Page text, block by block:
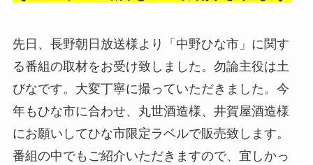
先日、長野朝日放送様より「中野ひな市」に関す
る番組の取材をお受け致しました。勿論主役は土
びなです。大変丁寧に撮っていただきました。今
年もひな市に合わせ、丸世酒造様、井賀屋酒造様
にお願いしてひな市限定ラベルで販売致します。
番組の中でもご紹介いただきますので、宜しかっ